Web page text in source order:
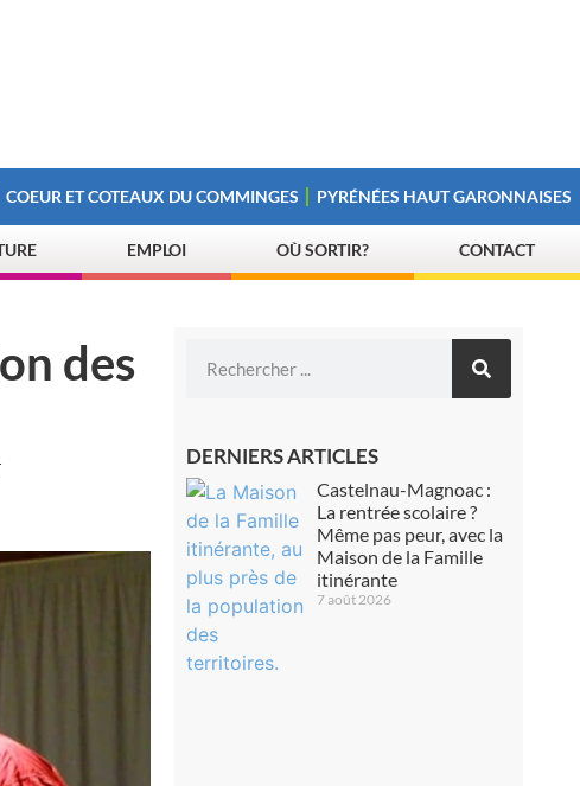
COEUR ET COTEAUX DU COMMINGES PYRÉNÉES HAUT GARONNAISES
EMPLOI OÙ SORTIR? CONTACT
des
DERNIERS ARTICLES
Castelnau-Magnoac :
La rentrée scolaire ?
Même pas peur, avec la
Maison de la Famille
itinérante
7 août 2026